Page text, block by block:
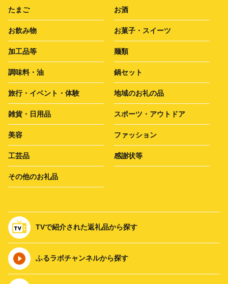
たまご お酒
お飲み物 お菓子・スイーツ
加工品等 麺類
調味料・油 鍋セット
旅行・イベント・体験 地域のお礼の品
雑貨・日用品 スポーツ・アウトドア
美容 ファッション
工芸品 感謝状等
その他のお礼品
TVで紹介された返礼品から探す
ふるラボチャンネルから探す